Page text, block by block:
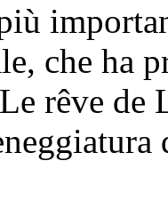
che ha
rêve